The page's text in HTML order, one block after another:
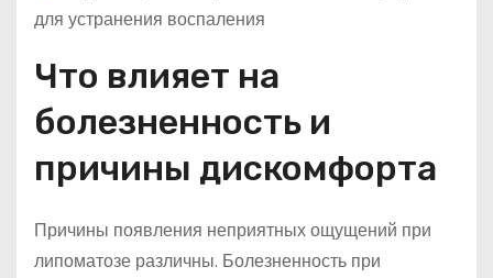
Что влияет на
болезненность и
причины дискомфорта
Причины появления неприятных ощущений при
липоматозе различны. Болезненность при